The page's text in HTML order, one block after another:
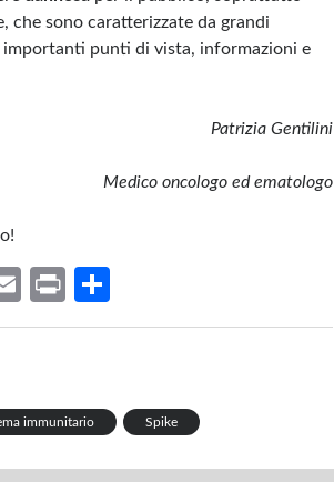
che sono caratterizzate da grandi
punti di vista, informazioni e
Patrizia Gentilini
Medico oncologo ed ematologo
E
m
Pr
in h
immunitario Spike